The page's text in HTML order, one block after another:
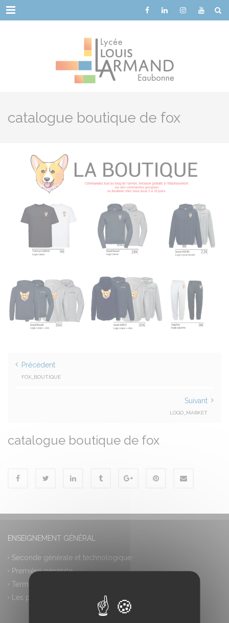
Menu
catalogue boutique de fox
Précédent
FOX_BOUTIQUE
Suivant
LOGO_MARKET
catalogue boutique de fox
ENSEIGNEMENT GÉNÉRAL
Seconde générale et technologique
Première générale
Terminale générale
Les plus
Cookies management panel